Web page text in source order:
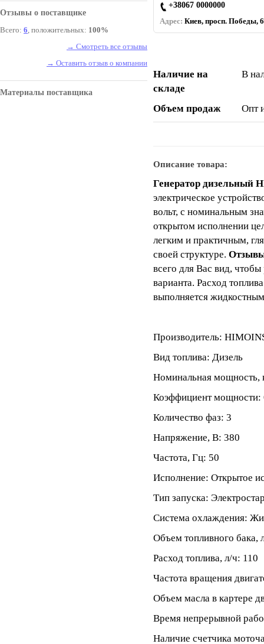
Отзывы о поставщике
Всего: 6, положительных: 100%
→ Смотреть все отзывы
→ Оставить отзыв о компании
Материалы поставщика
+38067 0000000
Адрес: Киев, просп. Победы,
Наличие на
складе
В
Объем продаж Опт
Описание товара:
Генератор дизельный
электрическое
вольт, с номинальным
открытом исполнении
легким и практичным,
своей структуре.
всего для Вас вид, чтобы
варианта. Расход
выполняется
Производитель:
Вид топлива: Дизель
Номинальная мощность,
Коэффициент мощности:
Количество фаз: 3
Напряжение, В: 380
Частота, Гц: 50
Исполнение: Открытое
Тип запуска:
Система охлаждения:
Объем топливного бака,
Расход топлива, л/ч: 110
Частота вращения
Объем масла в картере
Время непрерывной
Наличие счетчика